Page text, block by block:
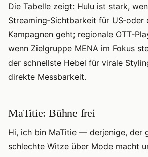
Die Tabelle zeigt: Hulu ist stark,
Streaming‑Sichtbarkeit für
Kampagnen geht; regionale
wenn Zielgruppe MENA im Fokus
der schnellste Hebel für virale
direkte Messbarkeit.
MaTitie: Bühne frei
Hi, ich bin MaTitie — derjenige, der
schlechte Witze über Mode macht